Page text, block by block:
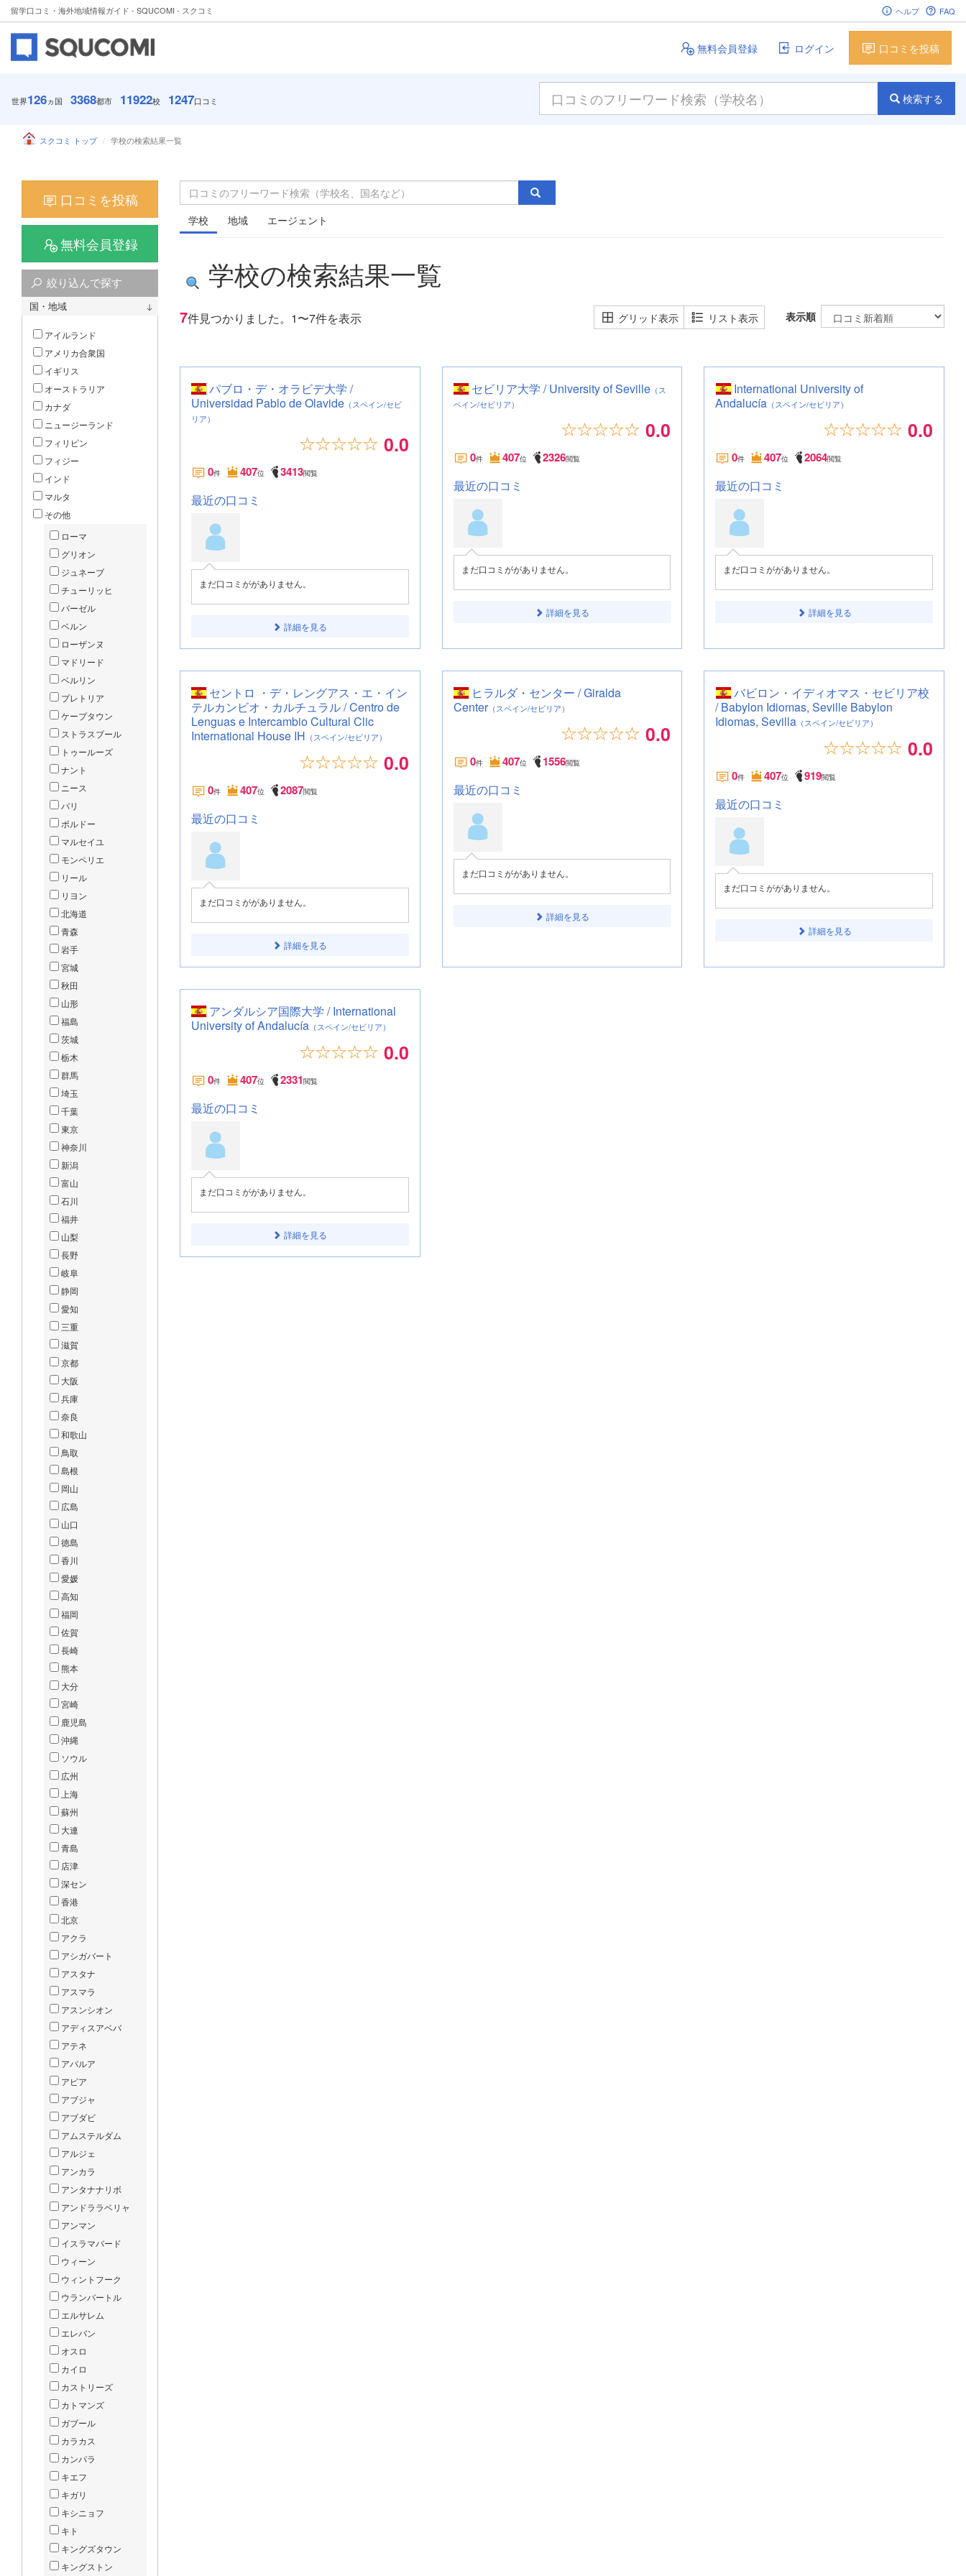
留学口コミ・海外地域情報ガイド - SQUCOMI - スクコミ ヘルプ FAQ
無料会員登録 ログイン 口コミを投稿
世界126ヵ国 3368都市 11922校 1247口コミ 検索する
スクコミ トップ 学校の検索結果一覧
口コミを投稿
無料会員登録
絞り込んで探す
国・地域
アイルランド
アメリカ合衆国
イギリス
オーストラリア
カナダ
ニュージーランド
フィリピン
フィジー
インド
マルタ
その他
ローマ
グリオン
ジュネーブ
チューリッヒ
バーゼル
ベルン
ローザンヌ
マドリード
ベルリン
プレトリア
ケープタウン
ストラスブール
トゥールーズ
ナント
ニース
パリ
ボルドー
マルセイユ
モンペリエ
リール
リヨン
北海道
青森
岩手
宮城
秋田
山形
福島
茨城
栃木
群馬
埼玉
千葉
東京
神奈川
新潟
富山
石川
福井
山梨
長野
岐阜
静岡
愛知
三重
滋賀
京都
大阪
兵庫
奈良
和歌山
鳥取
島根
岡山
広島
山口
徳島
香川
愛媛
高知
福岡
佐賀
長崎
熊本
大分
宮崎
鹿児島
沖縄
ソウル
広州
上海
蘇州
大連
青島
店津
深セン
香港
北京
アクラ
アシガバート
アスタナ
アスマラ
アスンシオン
アディスアベバ
アテネ
アバルア
アピア
アブジャ
アブダビ
アムステルダム
アルジェ
アンカラ
アンタナナリボ
アンドララベリャ
アンマン
イスラマバード
ウィーン
ウィントフーク
ウランバートル
エルサレム
エレバン
オスロ
カイロ
カストリーズ
カトマンズ
ガブール
カラカス
カンパラ
キエフ
キガリ
キシニョフ
キト
キングズタウン
キングストン
学校 地域 エージェント
学校の検索結果一覧
7件見つかりました。 1〜7件を表示 表示順
グリッド表示 リスト表示
パブロ・デ・オラビデ大学 /
Universidad Pablo de Olavide （スペイン/セビ
リア）
0.0
0件 407位 3413閲覧
最近の口コミ
まだ口コミががありません。
詳細を見る
セビリア大学 / University of Seville（ス
ペイン/セビリア）
0.0
0件 407位 2326閲覧
最近の口コミ
まだ口コミががありません。
詳細を見る
International University of
Andalucía （スペイン/セビリア）
0.0
0件 407位 2064閲覧
最近の口コミ
まだ口コミががありません。
詳細を見る
セントロ ・デ・レングアス・エ・イン
テルカンビオ・カルチュラル / Centro de
Lenguas e Intercambio Cultural Clic
International House IH （スペイン/セビリア）
0.0
0件 407位 2087閲覧
最近の口コミ
まだ口コミががありません。
詳細を見る
ヒラルダ・センター / Giralda
Center（スペイン/セビリア）
0.0
0件 407位 1556閲覧
最近の口コミ
まだ口コミががありません。
詳細を見る
バビロン・イディオマス・セビリア校
/ Babylon Idiomas, Seville Babylon
Idiomas, Sevilla （スペイン/セビリア）
0.0
0件 407位 919閲覧
最近の口コミ
まだ口コミががありません。
詳細を見る
アンダルシア国際大学 / International
University of Andalucía （スペイン/セビリア）
0.0
0件 407位 2331閲覧
最近の口コミ
まだ口コミががありません。
詳細を見る